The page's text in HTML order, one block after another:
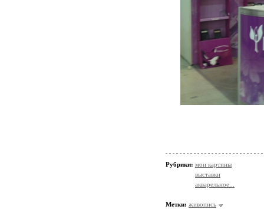
Рубрики: мои картины
выставки
акварельное...
Метки: живопись